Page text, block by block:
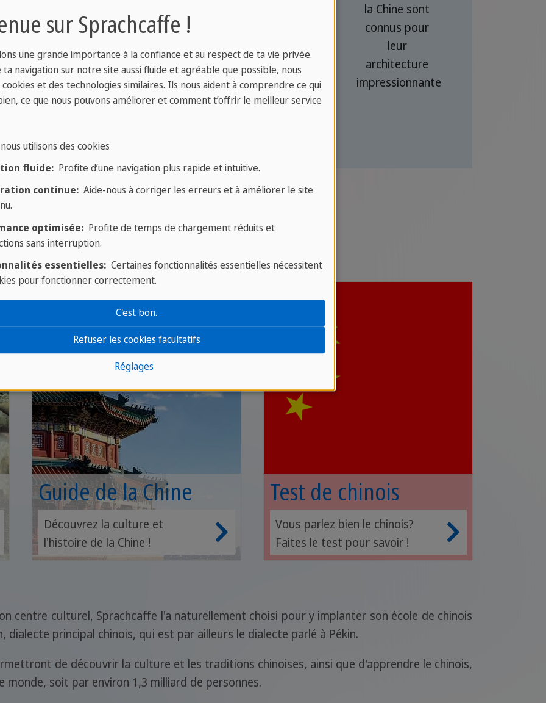
des cuisines les
plus connues
dans le monde!
cultes, des
traditions
fascinantes à
découvrir dans
la Chine sont
connus pour
leur
architecture
impressionnante
en Chine
Guide de la Chine
Découvrez la culture et
l'histoire de la Chine !
Test de chinois
Vous parlez bien le chinois?
Faites le test pour savoir !
centre culturel, Sprachcaffe l'a naturellement choisi pour y implanter son école de chinois
principal chinois, qui est par ailleurs le dialecte parlé à Pékin.
de découvrir la culture et les traditions chinoises, ainsi que d'apprendre le chinois,
monde, soit par environ 1,3 milliard de personnes.
sur Sprachcaffe !
une grande importance à la confiance et au respect de ta vie privée.
navigation sur notre site aussi fluide et agréable que possible, nous
cookies et des technologies similaires. Ils nous aident à comprendre ce qui
ce que nous pouvons améliorer et comment t’offrir le meilleur service
utilisons des cookies
fluide:Profite d’une navigation plus rapide et intuitive.
continue:Aide-nous à corriger les erreurs et à améliorer le site
optimisée:Profite de temps de chargement réduits et
sans interruption.
essentielles:Certaines fonctionnalités essentielles nécessitent
pour fonctionner correctement.
Réglages
Refuser les cookies facultatifs
C'est bon.